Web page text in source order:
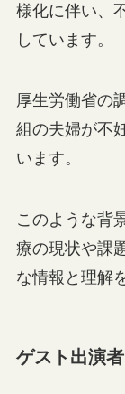
様化に伴い、
しています。
厚生労働省の
組の夫婦が不
います。
このような背
療の現状や課
な情報と理解
ゲスト出演